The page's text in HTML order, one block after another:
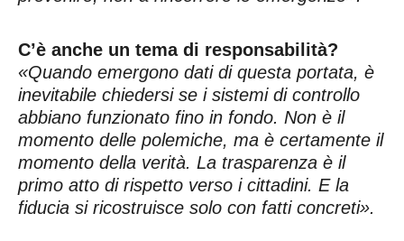
C’è anche un tema di responsabilità?
«Quando emergono dati di questa portata, è
inevitabile chiedersi se i sistemi di controllo
abbiano funzionato fino in fondo. Non è il
momento delle polemiche, ma è certamente il
momento della verità. La trasparenza è il
primo atto di rispetto verso i cittadini. E la
fiducia si ricostruisce solo con fatti concreti».